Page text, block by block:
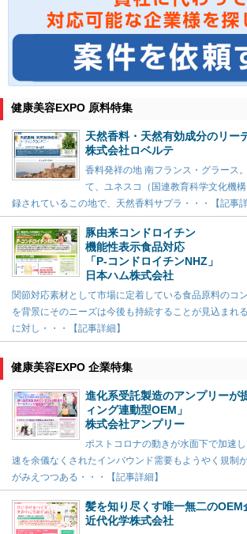
健康美容EXPO 原料特集
天然香料・天然有効成分のリー
株式会社ロベルテ
香料発祥の地 南フランス・グラース
て、ユネスコ（国連教育科学文化機
録されているこの地で、天然香料サプラ・・・【記事詳
豚由来コンドロイチン
機能性表示食品対応
「P-コンドロイチンNHZ」
日本ハム株式会社
関節対応素材として市場に定着している食品原料のコ
を背景にそのニーズは今後も持続することが見込まれ
に対し・・・【記事詳細】
健康美容EXPO 企業特集
進化系受託製造のアンプリーが
ィング連動型OEM」
株式会社アンプリー
ポストコロナの動きが水面下で加速
速を余儀なくされたインバウンド需要もようやく規制
がみえつつある・・・【記事詳細】
髪を知り尽くす唯一無二のOEM
近代化学株式会社